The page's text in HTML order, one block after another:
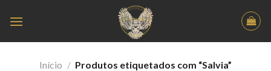
Início / Produtos etiquetados com “Salvia”